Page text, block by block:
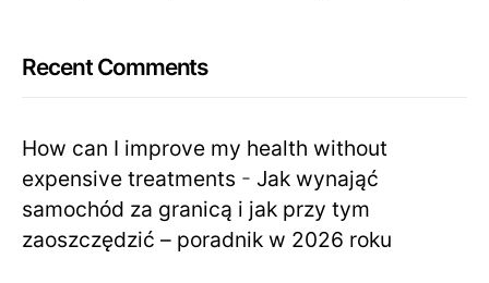
Recent Comments
How can I improve my health without
expensive treatments - Jak wynająć
samochód za granicą i jak przy tym
zaoszczędzić – poradnik w 2026 roku